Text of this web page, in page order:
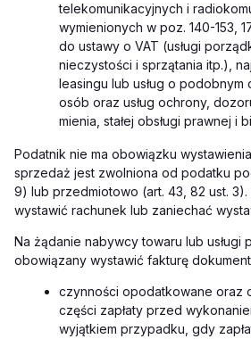
telekomunikacyjnych i
wymienionych w poz. 140-153,
do ustawy o VAT (usługi
nieczystości i sprzątania itp.),
leasingu lub usług o
osób oraz usług ochrony,
mienia, stałej obsługi prawnej i
Podatnik nie ma obowiązku
sprzedaż jest zwolniona od podatku
9) lub przedmiotowo (art. 43, 82 ust.
wystawić rachunek lub zaniechać
Na żądanie nabywcy towaru lub usługi
obowiązany wystawić fakturę
czynności opodatkowane oraz
części zapłaty przed
wyjątkiem przypadku, gdy